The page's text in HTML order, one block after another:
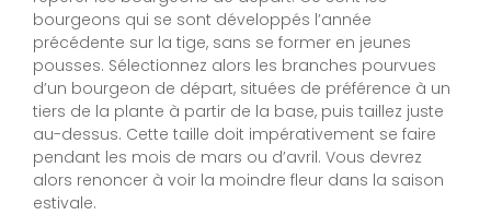
bourgeons qui se sont développés l’année
précédente sur la tige, sans se former en jeunes
pousses. Sélectionnez alors les branches pourvues
d’un bourgeon de départ, situées de préférence à un
tiers de la plante à partir de la base, puis taillez juste
au-dessus. Cette taille doit impérativement se faire
pendant les mois de mars ou d’avril. Vous devrez
alors renoncer à voir la moindre fleur dans la saison
estivale.